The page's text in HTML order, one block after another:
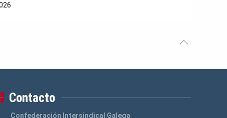
Contacto
Confederación Intersindical Galega